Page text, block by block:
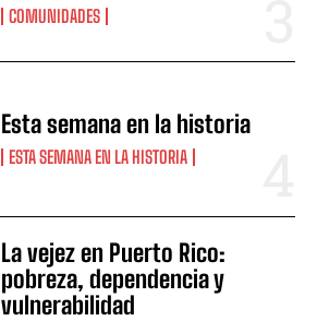
COMUNIDADES
Esta semana en la historia
ESTA SEMANA EN LA HISTORIA
La vejez en Puerto Rico:
pobreza, dependencia y
vulnerabilidad